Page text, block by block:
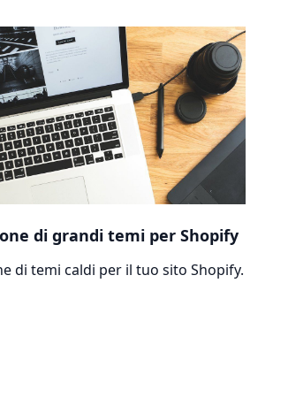
di grandi temi per Shopify
di temi caldi per il tuo sito Shopify.